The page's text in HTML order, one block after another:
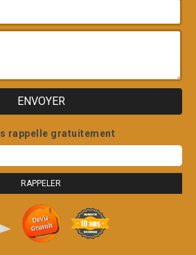
rappelle gratuitement